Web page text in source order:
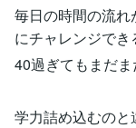
毎日の時間の流れ
にチャレンジでき
40過ぎてもまだま
学力詰め込むのと